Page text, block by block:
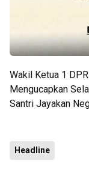
Wakil Ketua 1
Mengucapkan
Santri Jayakan
Headline